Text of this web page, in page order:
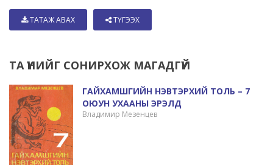
ТАТАЖ АВАХ ТҮГЭЭХ
ТА ҮҮНИЙГ СОНИРХОЖ МАГАДГҮЙ
ГАЙХАМШГИЙН НЭВТЭРХИЙ ТОЛЬ – 7
ОЮУН УХААНЫ ЭРЭЛД
Владимир Мезенцев